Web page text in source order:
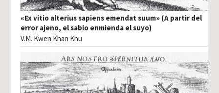
«Ex vitio alterius sapiens emendat suum» (A partir del
error ajeno, el sabio enmienda el suyo)
V.M. Kwen Khan Khu